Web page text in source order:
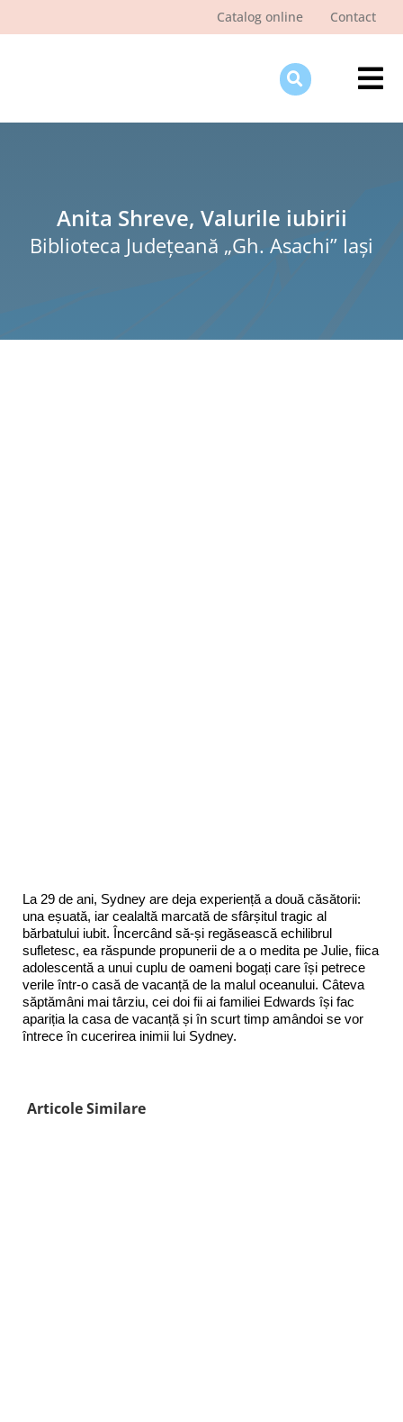
Catalog online Contact
Anita Shreve, Valurile iubirii
Biblioteca Judeţeană „Gh. Asachi” Iaşi
La 29 de ani, Sydney are deja experiență a două căsătorii:
una eșuată, iar cealaltă marcată de sfârșitul tragic al
bărbatului iubit. Încercând să-și regăsească echilibrul
sufletesc, ea răspunde propunerii de a o medita pe Julie, fiica
adolescentă a unui cuplu de oameni bogați care își petrece
verile într-o casă de vacanță de la malul oceanului. Câteva
săptămâni mai târziu, cei doi fii ai familiei Edwards își fac
apariția la casa de vacanță și în scurt timp amândoi se vor
întrece în cucerirea inimii lui Sydney.
Articole Similare